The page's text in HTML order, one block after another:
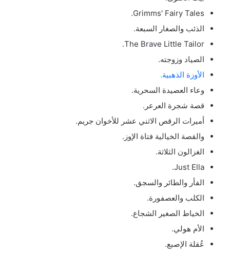
Grimms' Fairy Tales.
الذئب والصغار السبعة.
The Brave Little Tailor.
الصياد وزوجته.
الأوزة الذهبية.
وعاء العصيدة السحرية.
قصة شجرة العرعر.
أميرات الرقص الاثني عشر للأخوان جريم.
والقصة الخيالية فتاة الإوز.
الغزالون الثلاثة.
Just Ella.
الفأر والطائر والسجق.
الكلب والعصفورة.
الخياط الصغير الشجاع.
الأم هولي.
عُقلة الإصبع.